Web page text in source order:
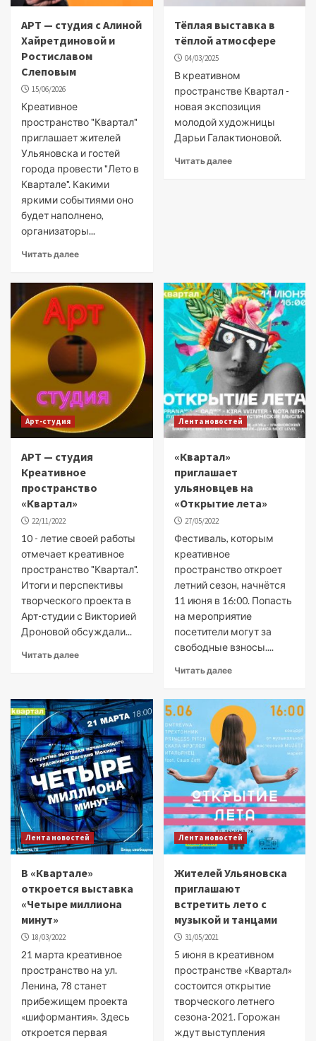
АРТ — студия с Алиной
Хайретдиновой и
Ростиславом
Слеповым
15/06/2026
Креативное
пространство "Квартал"
приглашает жителей
Ульяновска и гостей
города провести "Лето в
Квартале". Какими
яркими событиями оно
будет наполнено,
организаторы...
Читать далее
Тёплая выставка в
тёплой атмосфере
04/03/2025
В креативном
пространстве Квартал -
новая экспозиция
молодой художницы
Дарьи Галактионовой.
Читать далее
Арт-студия
АРТ — студия
Креативное
пространство
«Квартал»
22/11/2022
10 - летие своей работы
отмечает креативное
пространство "Квартал".
Итоги и перспективы
творческого проекта в
Арт-студии с Викторией
Дроновой обсуждали...
Читать далее
Лента новостей
«Квартал»
приглашает
ульяновцев на
«Открытие лета»
27/05/2022
Фестиваль, которым
креативное
пространство откроет
летний сезон, начнётся
11 июня в 16:00. Попасть
на мероприятие
посетители могут за
свободные взносы....
Читать далее
Лента новостей
В «Квартале»
откроется выставка
«Четыре миллиона
минут»
18/03/2022
21 марта креативное
пространство на ул.
Ленина, 78 станет
прибежищем проекта
«шиформантия». Здесь
откроется первая
Лента новостей
Жителей Ульяновска
приглашают
встретить лето с
музыкой и танцами
31/05/2021
5 июня в креативном
пространстве «Квартал»
состоится открытие
творческого летнего
сезона-2021. Горожан
ждут выступления